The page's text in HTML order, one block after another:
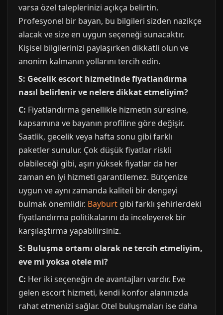
varsa özel taleplerinizi açıkça belirtin.
Profesyonel bir bayan, bu bilgileri sizden nazikçe
alacak ve size en uygun seçeneği sunacaktır.
Kişisel bilgilerinizi paylaşırken dikkatli olun ve
anonim kalmanın yollarını tercih edin.
S: Gecelik escort hizmetinde fiyatlandırma
nasıl belirlenir ve nelere dikkat etmeliyim?
C: Fiyatlandırma genellikle hizmetin süresine,
kapsamına ve bayanın profiline göre değişir.
Saatlik, gecelik veya hafta sonu gibi farklı
paketler sunulur. Çok düşük fiyatlar riskli
olabileceği gibi, aşırı yüksek fiyatlar da her
zaman en iyi hizmeti garantilemez. Bütçenize
uygun ve aynı zamanda kaliteli bir dengeyi
bulmak önemlidir. Bayburt gibi farklı şehirlerdeki
fiyatlandırma politikalarını da inceleyerek bir
karşılaştırma yapabilirsiniz.
S: Buluşma ortamı olarak ne tercih etmeliyim,
eve mi yoksa otele mi?
C: Her iki seçeneğin de avantajları vardır. Eve
gelen escort hizmeti, kendi konfor alanınızda
rahat etmenizi sağlar. Otel buluşmaları ise daha